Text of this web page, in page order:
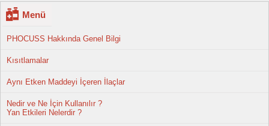
Menü
PHOCUSS Hakkında Genel Bilgi
Kısıtlamalar
Aynı Etken Maddeyi İçeren İlaçlar
Nedir ve Ne İçin Kullanılır ?
Yan Etkileri Nelerdir ?